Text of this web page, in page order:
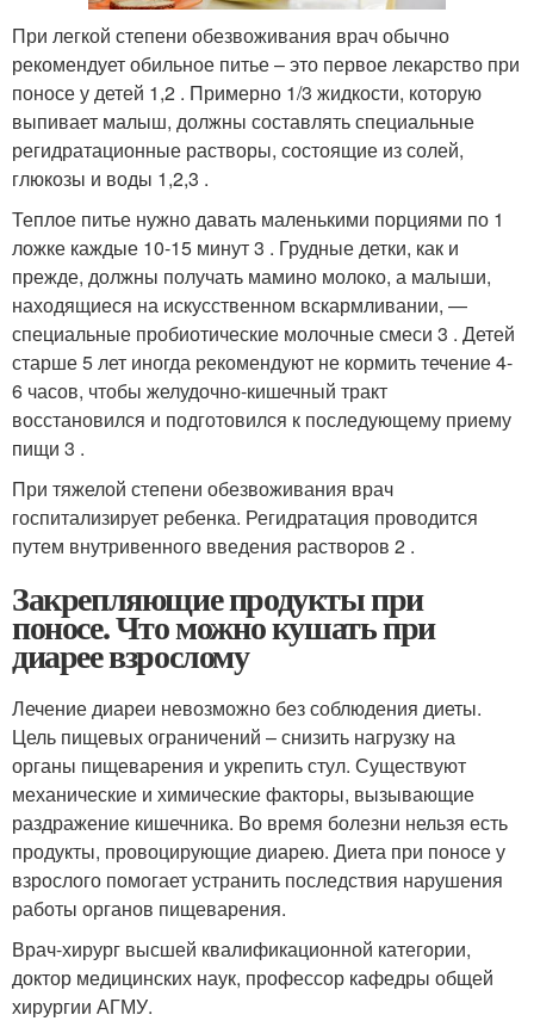
При легкой степени обезвоживания врач обычно
рекомендует обильное питье – это первое лекарство при
поносе у детей 1,2 . Примерно 1/3 жидкости, которую
выпивает малыш, должны составлять специальные
регидратационные растворы, состоящие из солей,
глюкозы и воды 1,2,3 .
Теплое питье нужно давать маленькими порциями по 1
ложке каждые 10-15 минут 3 . Грудные детки, как и
прежде, должны получать мамино молоко, а малыши,
находящиеся на искусственном вскармливании, —
специальные пробиотические молочные смеси 3 . Детей
старше 5 лет иногда рекомендуют не кормить течение 4-
6 часов, чтобы желудочно-кишечный тракт
восстановился и подготовился к последующему приему
пищи 3 .
При тяжелой степени обезвоживания врач
госпитализирует ребенка. Регидратация проводится
путем внутривенного введения растворов 2 .
Закрепляющие продукты при
поносе. Что можно кушать при
диарее взрослому
Лечение диареи невозможно без соблюдения диеты.
Цель пищевых ограничений – снизить нагрузку на
органы пищеварения и укрепить стул. Существуют
механические и химические факторы, вызывающие
раздражение кишечника. Во время болезни нельзя есть
продукты, провоцирующие диарею. Диета при поносе у
взрослого помогает устранить последствия нарушения
работы органов пищеварения.
Врач-хирург высшей квалификационной категории,
доктор медицинских наук, профессор кафедры общей
хирургии АГМУ.